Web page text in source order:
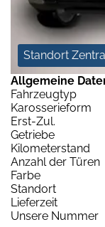
Standort
Allgemeine
Fahrzeugtyp
Karosserieform
Erst-Zul.
Getriebe
Kilometerstand
Anzahl der Türen
Farbe
Standort
Lieferzeit
Unsere Nummer